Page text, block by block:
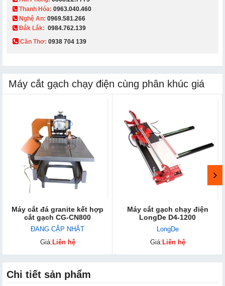
Thanh Hóa: 0963.040.460
Nghệ An: 0969.581.266
Đắk Lắk: 0984.762.139
Cần Thơ: 0938 704 139​
Máy cắt gạch chạy điện cùng phân khúc giá
Máy cắt đá granite kết hợp
cắt gạch CG-CN800
ĐANG CẬP NHẬT
Giá: Liên hệ
Máy cắt gạch chạy điện
LongDe D4-1200
LongDe
Giá: Liên hệ
Chi tiết sản phẩm